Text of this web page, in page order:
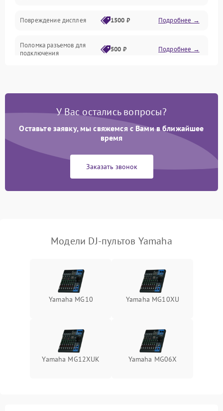
Повреждение дисплея 1500 ₽ Подробнее →
Поломка разъемов для
подключения
500 ₽ Подробнее →
Повреждение проводов 500 ₽ Подробнее →
защиты от перегрузок
1000 ₽ Подробнее →
1000 ₽
Неисправность системы
перенапряжения
Подробнее →
защиты от замыкания
Подробнее →
Повреждение системы
1000 ₽ Подробнее →
У Вас остались вопросы?
Оставьте заявку, мы свяжемся с Вами в ближайшее
время
Заказать звонок
Модели DJ-пультов Yamaha
Yamaha MG10 Yamaha MG10XU
Yamaha MG12XUK Yamaha MG06X